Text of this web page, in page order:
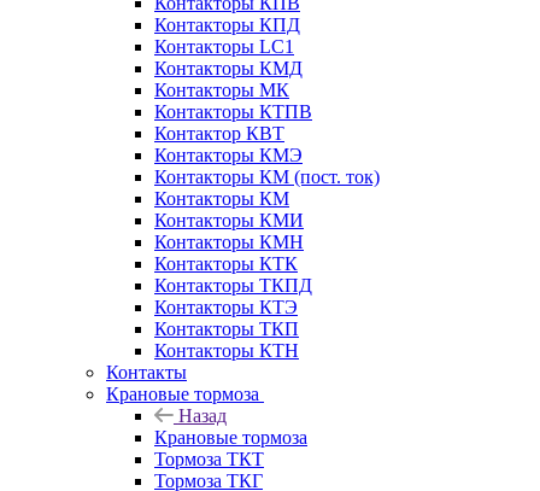
Контакторы КПД
Контакторы LC1
Контакторы КМД
Контакторы МК
Контакторы КТПВ
Контактор КВТ
Контакторы КМЭ
Контакторы КМ (пост. ток)
Контакторы КМ
Контакторы КМИ
Контакторы КМН
Контакторы КТК
Контакторы ТКПД
Контакторы КТЭ
Контакторы ТКП
Контакторы КТН
Контакты
Крановые тормоза
Назад
Крановые тормоза
Тормоза ТКТ
Тормоза ТКГ